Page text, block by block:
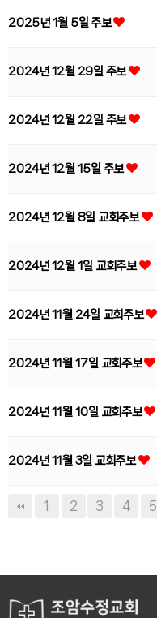
2025년 1월 5일 주보
2024년 12월 29일 주보
2024년 12월 22일 주보
2024년 12월 15일 주보
2024년 12월 8일 교회주보
2024년 12월 1일 교회주보
2024년 11월 24일 교회주보
2024년 11월 17일 교회주보
2024년 11월 10일 교회주보
2024년 11월 3일 교회주보
1 2 3 4 5